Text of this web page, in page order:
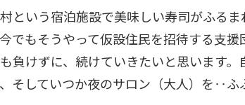
という宿泊施設で美味しい寿司がふる
でもそうやって仮設住民を招待する支援
負けずに、続けていきたいと思います
そしていつか夜のサロン（大人）を‥ふ